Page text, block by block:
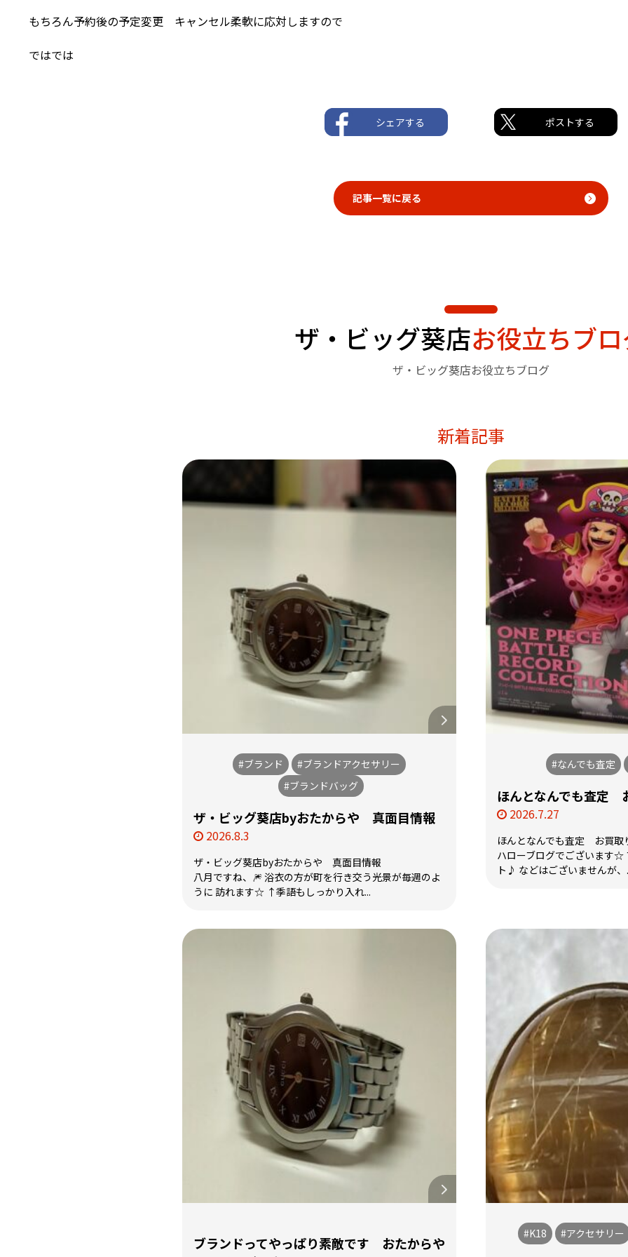
もちろん予約後の予定変更 キャンセル柔軟に応対しますので
ではでは
シェアする ポストする
記事一覧に戻る
ザ・ビッグ葵店お役立ちブ
ザ・ビッグ葵店お役立ちブログ
新着記事
#ブランド
#ブランドアクセサリー
#ブランドバッグ
ザ・ビッグ葵店byおたからや 真面目情報
2026.8.3
ザ・ビッグ葵店byおたからや 真面目情報
八月ですね、🎆 浴衣の方が町を行き交う光景が毎週のよ
うに 訪れます☆ ↑季語もしっかり入れ...
#なんでも査定
ほんとなんでも査定
2026.7.27
ほんとなんでも査定 お買取
ハローブログでございます
ト♪ などはございませんが、
ブランドってやっぱり素敵です おたからや
#K18 #アクセサリー